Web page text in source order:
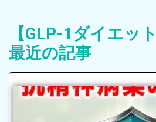
【GLP-1ダイエッ
最近の記事